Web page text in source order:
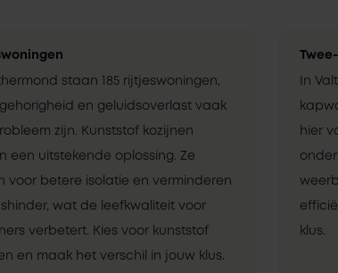
staan 185 rijtjeswoningen,
en geluidsoverlast vaak
zijn. Kunststof kozijnen
een uitstekende oplossing. Ze
voor betere isolatie en verminderen
wat de leefkwaliteit voor
verbetert. Kies voor kunststof
en maak het verschil in jouw klus.
In
hier
klus.